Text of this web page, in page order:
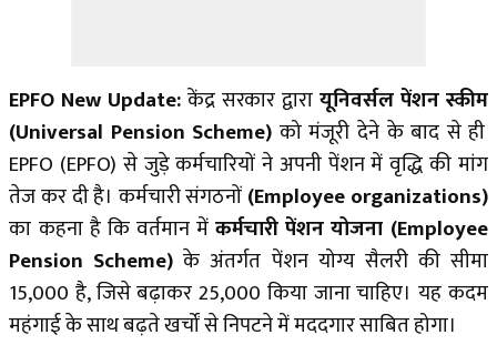
EPFO New Update:केंद्र सरकार द्वारायूनिवर्सल पेंशन स्कीम
(Universal Pension Scheme) को मंजूरी देने के बाद से ही
EPFO (EPFO) से जुड़े कर्मचारियों ने अपनी पेंशन में वृद्धि की मांग
तेज कर दी है। कर्मचारी संगठनों(Employee organizations)
का कहना है कि वर्तमान मेंकर्मचारी पेंशन योजना (Employee
Pension Scheme) के अंतर्गत पेंशन योग्य सैलरी की सीमा
₹15,000 है, जिसे बढ़ाकर ₹25,000 किया जाना चाहिए। यह कदम
महंगाई के साथ बढ़ते खर्चों से निपटने में मददगार साबित होगा।